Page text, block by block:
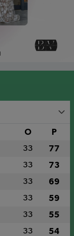
O P
33 77
33 73
33 69
33 59
33 55
33 54